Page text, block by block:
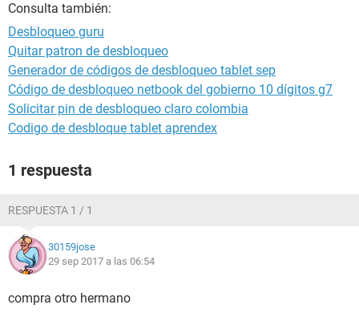
Consulta también:
Desbloqueo guru
Quitar patron de desbloqueo
Generador de códigos de desbloqueo tablet sep
Código de desbloqueo netbook del gobierno 10 dígitos g7
Solicitar pin de desbloqueo claro colombia
Codigo de desbloque tablet aprendex
1 respuesta
RESPUESTA 1 / 1
30159jose
29 sep 2017 a las 06:54
compra otro hermano